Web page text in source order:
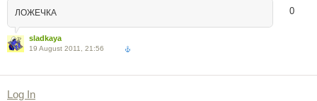
0
ЛОЖЕЧКА
sladkaya
19 August 2011, 21:56
Log In